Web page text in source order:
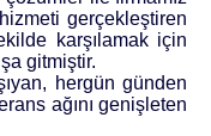
gerçekleştiren
karşılamak için
gitmiştir.
hergün günden
ağını genişleten